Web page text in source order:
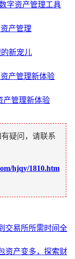
字资产管理工具
产管理
新宠儿
产管理新体验
产管理新体验
有疑问，请联系
hjqy/1810.htm
交易所所需时间全
资产变多，探索财